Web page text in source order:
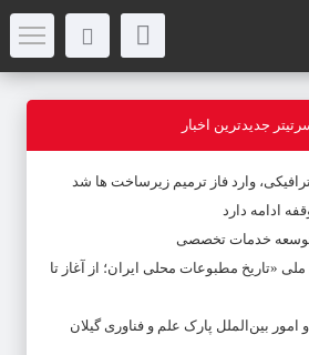
جدیدترین اخبار
وارد فاز ترمیم زیرساخت ها شد
ادامه دارد
توسعه خدمات تخصصی
«تاریخ مطبوعات محلی ایران؛ از آغاز تا
بین‌الملل پارک علم و فناوری گیلان